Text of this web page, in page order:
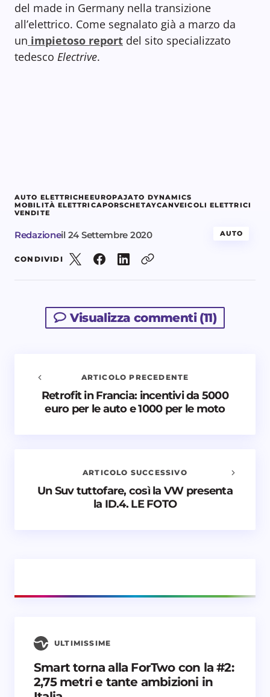
del made in Germany nella transizione
all’elettrico. Come segnalato già a marzo da
un impietoso report del sito specializzato
tedesco Electrive.
AUTO ELETTRICHEEUROPAJATO DYNAMICS
MOBILITÀ ELETTRICAPORSCHETAYCANVEICOLI ELETTRICI
VENDITE
Redazioneil 24 Settembre 2020 AUTO
CONDIVIDI
Visualizza commenti (11)
per il prossimo commento.
Avvisami quando vengono aggiunti nuovi
commenti
ARTICOLO PRECEDENTE
Retrofit in Francia: incentivi da 5000
euro per le auto e 1000 per le moto
ARTICOLO SUCCESSIVO
Un Suv tuttofare, così la VW presenta
la ID.4. LE FOTO
ULTIMISSIME
Smart torna alla ForTwo con la #2:
2,75 metri e tante ambizioni in